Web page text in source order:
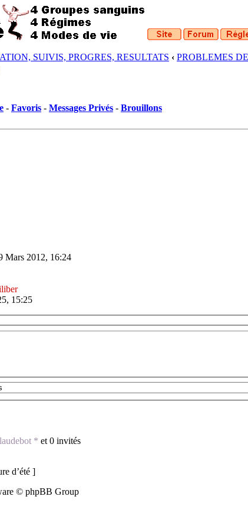
SUIVIS, PROGRES, RESULTATS ‹ PROBLEMES
- Favoris - Messages Privés - Brouillons
Mars 2012, 16:24
15:25
* et 0 invités
d’été ]
© phpBB Group